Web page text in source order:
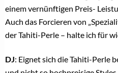
einem vernünftigen Preis-
Auch das Forcieren von
der Tahiti-Perle – halte ich für
DJ: Eignet sich die Tahiti-Perle